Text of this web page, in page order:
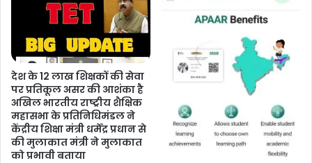
देश के 12 लाख शिक्षकों की सेवा
पर प्रतिकूल असर की आशंका है
अखिल भारतीय राष्ट्रीय शैक्षिक
महासभा के प्रतिनिधिमंडल ने
केंद्रीय शिक्षा मंत्री धर्मेंद्र प्रधान से
की मुलाकात मंत्री ने मुलाकात
को प्रभावी बताया